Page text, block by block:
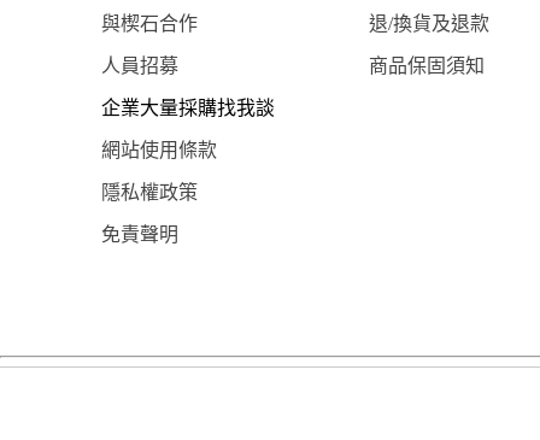
與楔石合作 退/換貨及退款
人員招募 商品保固須知
企業大量採購找我談
網站使用條款
隱私權政策
免責聲明